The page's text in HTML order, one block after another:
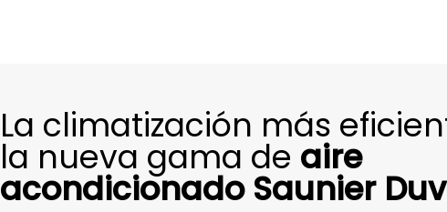
La climatización más
la nueva gama de aire
acondicionado Saunier